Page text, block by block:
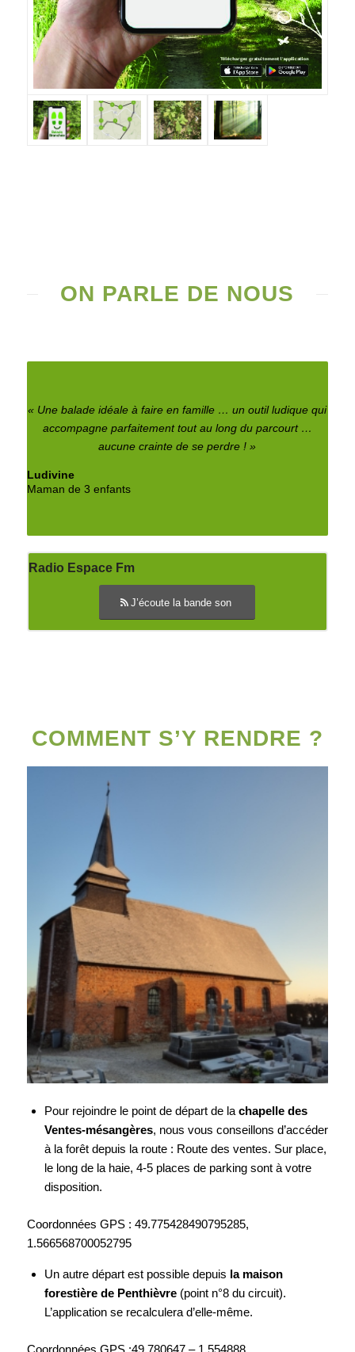
ON PARLE DE NOUS
« Une balade idéale à faire en famille … un outil ludique qui
accompagne parfaitement tout au long du parcourt …
aucune crainte de se perdre ! »
Ludivine
Maman de 3 enfants
Radio Espace Fm
J’écoute la bande son
COMMENT S’Y RENDRE ?
Pour rejoindre le point de départ de la chapelle des
Ventes-mésangères, nous vous conseillons d’accéder
à la forêt depuis la route : Route des ventes. Sur place,
le long de la haie, 4-5 places de parking sont à votre
disposition.
Coordonnées GPS : 49.775428490795285,
1.566568700052795
Un autre départ est possible depuis la maison
forestière de Penthièvre(point n°8 du circuit).
L’application se recalculera d’elle-même.